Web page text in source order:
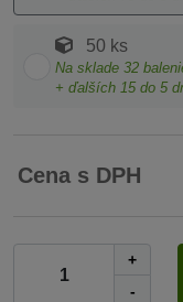
50 ks
Na sklade 32
+ ďalších 15 do 5
Cena s DPH
+
-